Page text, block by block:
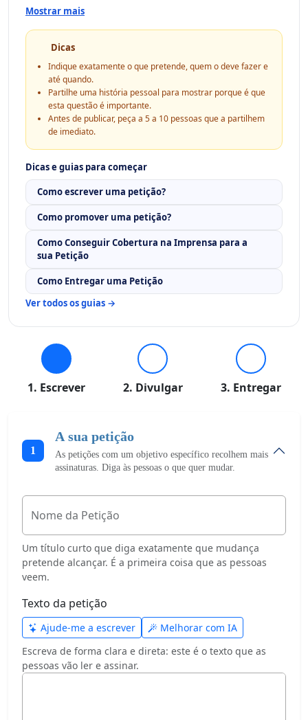
1. Escrever 2. Divulgar 3. Entregar
1
A sua petição
As petições com um objetivo específico recolhem mais
assinaturas. Diga às pessoas o que quer mudar.
Nome da Petição
Um título curto que diga exatamente que mudança
pretende alcançar. É a primeira coisa que as pessoas
veem.
Texto da petição
Ajude-me a escrever
Melhorar com IA
Escreva de forma clara e direta: este é o texto que as
pessoas vão ler e assinar.
Mostrar mais
Dicas
Indique exatamente o que pretende, quem o deve fazer e
até quando.
Partilhe uma história pessoal para mostrar porque é que
esta questão é importante.
Antes de publicar, peça a 5 a 10 pessoas que a partilhem
de imediato.
Dicas e guias para começar
Como escrever uma petição?
Como promover uma petição?
Como Conseguir Cobertura na Imprensa para a
sua Petição
Como Entregar uma Petição
Ver todos os guias →